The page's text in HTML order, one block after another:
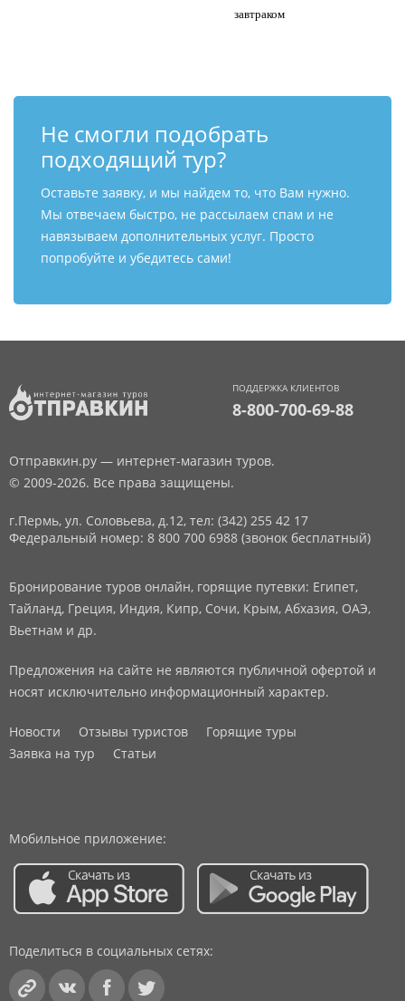
завтраком
Не смогли подобрать
подходящий тур?
Оставьте заявку, и мы найдем то, что Вам нужно.
Мы отвечаем быстро, не рассылаем спам и не
навязываем дополнительных услуг. Просто
попробуйте и убедитесь сами!
ПОДДЕРЖКА КЛИЕНТОВ
8-800-700-69-88
Отправкин.ру — интернет-магазин туров.
© 2009-2026. Все права защищены.
г.Пермь, ул. Соловьева, д.12, тел: (342) 255 42 17
Федеральный номер: 8 800 700 6988 (звонок бесплатный)
Бронирование туров онлайн, горящие путевки: Египет,
Тайланд, Греция, Индия, Кипр, Сочи, Крым, Абхазия, ОАЭ,
Вьетнам и др.
Предложения на сайте не являются публичной офертой и
носят исключительно информационный характер.
Новости Отзывы туристов
Горящие туры
Заявка на тур
Статьи
Мобильное приложение:
Поделиться в социальных сетях: